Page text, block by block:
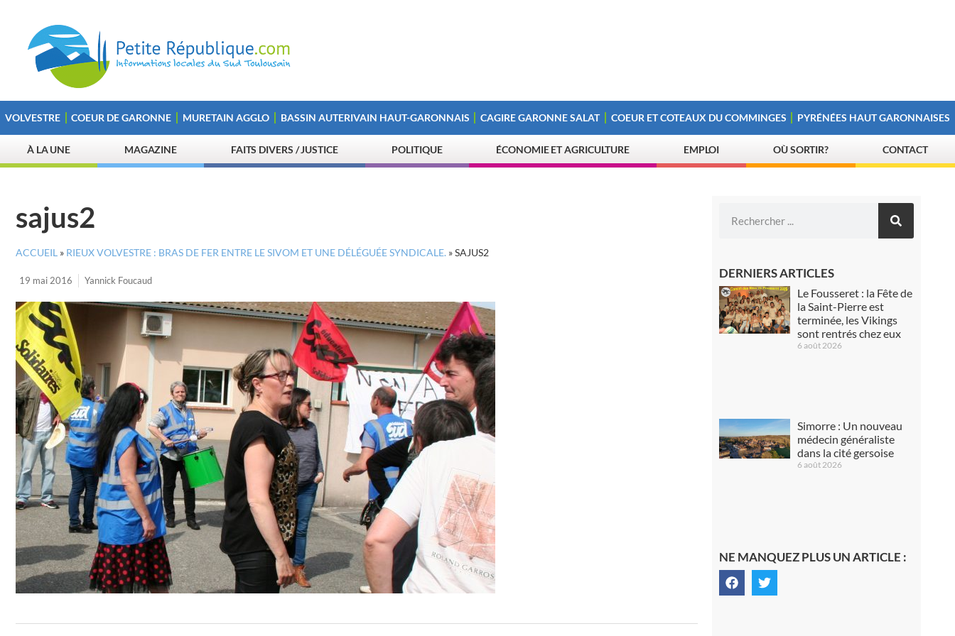
VOLVESTRE COEUR DE GARONNE MURETAIN AGGLO BASSIN AUTERIVAIN HAUT-GARONNAIS CAGIRE GARONNE SALAT COEUR ET COTEAUX DU COMMINGES PYRÉNÉES HAUT GARONNAISES
À LA UNE MAGAZINE FAITS DIVERS / JUSTICE POLITIQUE ÉCONOMIE ET AGRICULTURE EMPLOI OÙ SORTIR? CONTACT
sajus2
ACCUEIL » RIEUX VOLVESTRE : BRAS DE FER ENTRE LE SIVOM ET UNE DÉLÉGUÉE SYNDICALE. »SAJUS2
19 mai 2016 Yannick Foucaud DERNIERS ARTICLES
Le Fousseret : la Fête de
la Saint-Pierre est
terminée, les Vikings
sont rentrés chez eux
6 août 2026
Simorre : Un nouveau
médecin généraliste
dans la cité gersoise
6 août 2026
NE MANQUEZ PLUS UN ARTICLE :